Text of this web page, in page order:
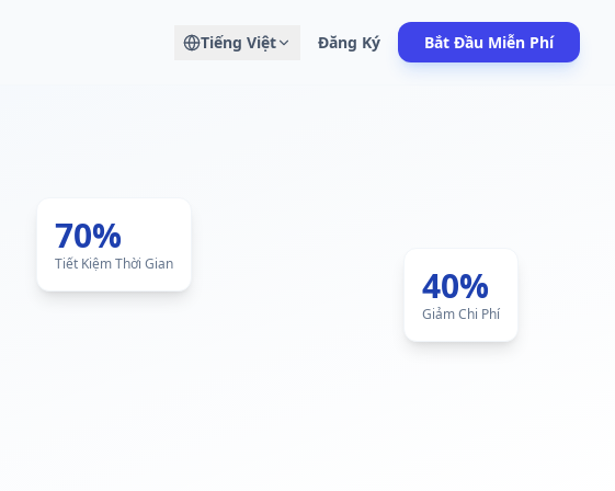
Tiếng Việt Đăng Ký Bắt Đầu Miễn Phí
70%
Tiết Kiệm Thời Gian 40%
Giảm Chi Phí